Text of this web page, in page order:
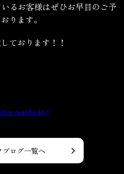
るお客様はぜひお早目のご予
ります。
ております！！
sushi.jp/
ブログ一覧へ